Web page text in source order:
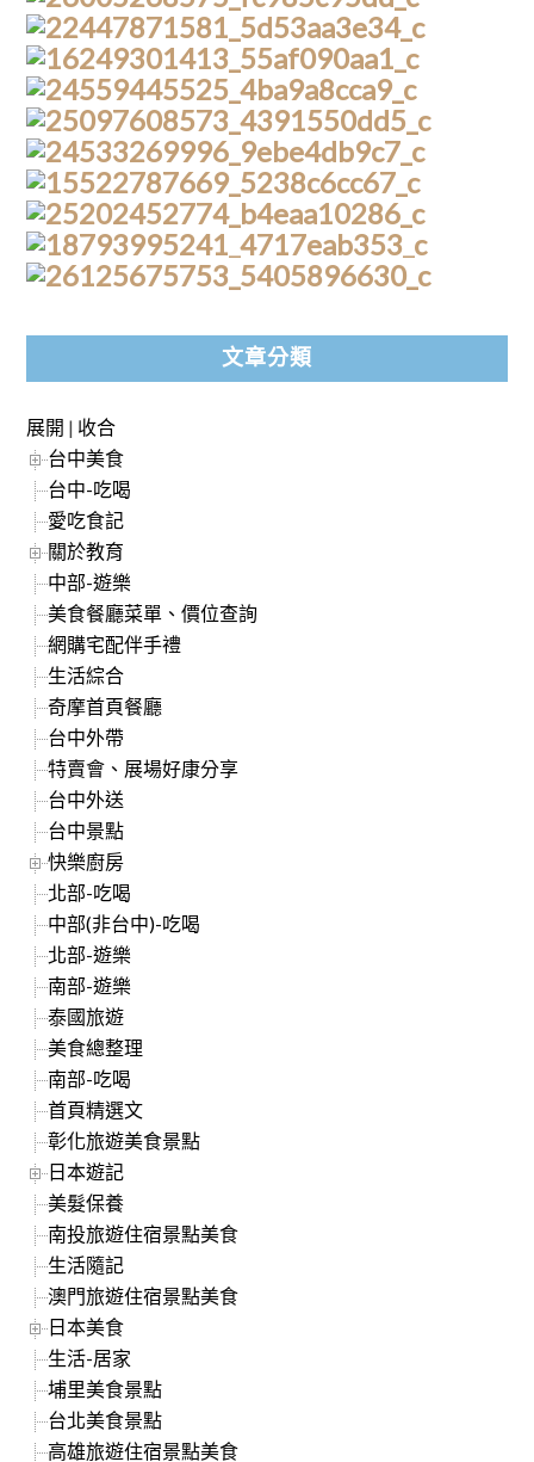
文章分類
展開 | 收合
台中美食
台中-吃喝
愛吃食記
關於教育
中部-遊樂
美食餐廳菜單、價位查詢
網購宅配伴手禮
生活綜合
奇摩首頁餐廳
台中外帶
特賣會、展場好康分享
台中外送
台中景點
快樂廚房
北部-吃喝
中部(非台中)-吃喝
北部-遊樂
南部-遊樂
泰國旅遊
美食總整理
南部-吃喝
首頁精選文
彰化旅遊美食景點
日本遊記
美髮保養
南投旅遊住宿景點美食
生活隨記
澳門旅遊住宿景點美食
日本美食
生活-居家
埔里美食景點
台北美食景點
高雄旅遊住宿景點美食